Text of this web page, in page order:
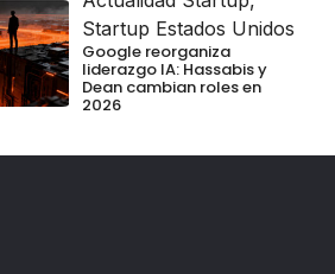
Startup Estados Unidos
Google reorganiza
liderazgo IA: Hassabis y
Dean cambian roles en
2026